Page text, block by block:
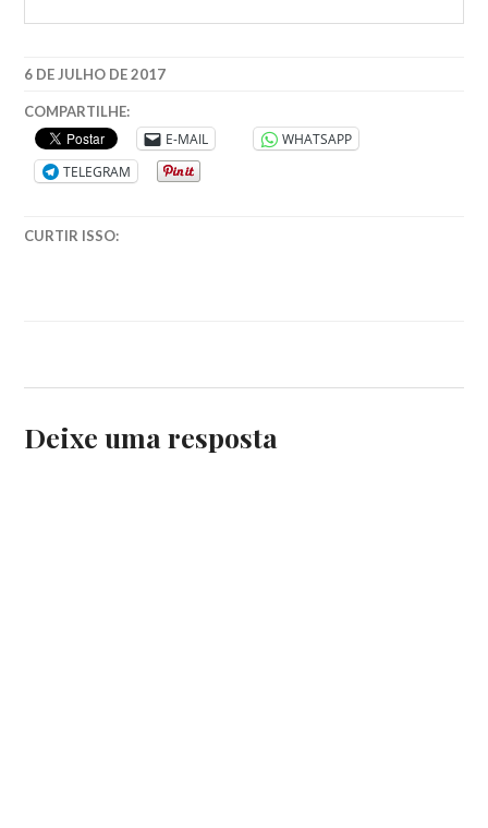
6 DE JULHO DE 2017
COMPARTILHE:
E-MAIL
WHATSAPP
TELEGRAM
CURTIR ISSO:
Deixe uma resposta